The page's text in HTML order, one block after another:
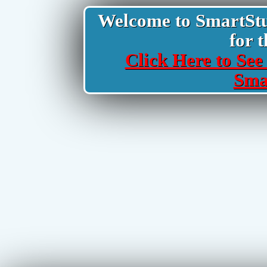
Welcome to
for
Click Here to